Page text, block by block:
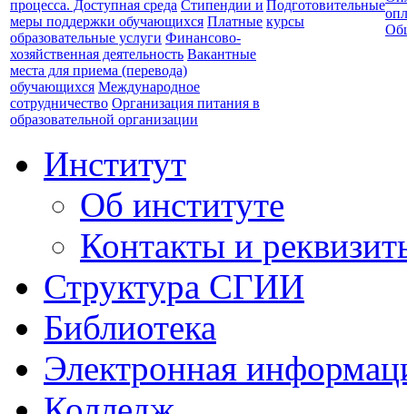
процесса. Доступная среда Стипендии и
меры поддержки обучающихся Платные
образовательные услуги Финансово-
хозяйственная деятельность Вакантные
места для приема (перевода)
обучающихся Международное
сотрудничество Организация питания в
образовательной организации
Подготовительные
курсы
Институт
Об институте
Контакты и
Структура СГИИ
Библиотека
Электронная